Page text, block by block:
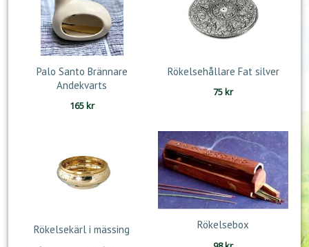
Palo Santo Brännare
Andekvarts
165kr
Rökelsehållare Fat silver
75kr
Rökelsekärl i mässing Rökelsebox